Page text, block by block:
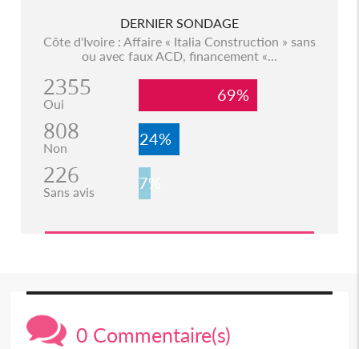
DERNIER SONDAGE
Côte d'Ivoire : Affaire « Italia Construction » sans
ou avec faux ACD, financement «...
2355
Oui 69%
808
Non 24%
226
Sans avis 7%
0 Commentaire(s)